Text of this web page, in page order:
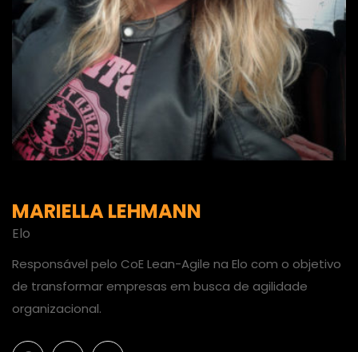
MARIELLA LEHMANN
Elo
Responsável pelo CoE Lean-Agile na Elo com o objetivo
de transformar empresas em busca de agilidade
organizacional.